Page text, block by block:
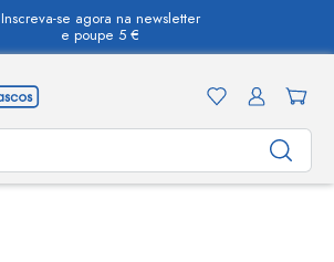
Inscreva-se agora na newsletter
e poupe 5 €